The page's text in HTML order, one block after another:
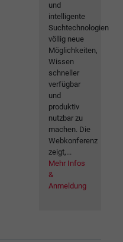
und
intelligente
Suchtechnologien
völlig neue
Möglichkeiten,
Wissen
schneller
verfügbar
und
produktiv
nutzbar zu
machen. Die
Webkonferenz
zeigt,...
Mehr Infos
&
Anmeldung